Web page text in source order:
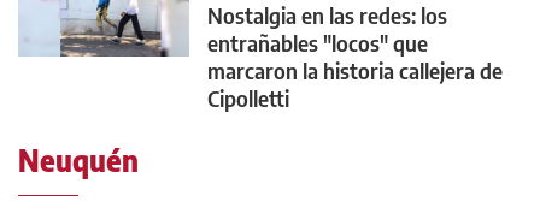
Nostalgia en las redes: los
entrañables "locos" que
marcaron la historia callejera de
Cipolletti
Neuquén